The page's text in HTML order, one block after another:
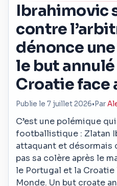
Ibrahimovic
contre
dénonce une
le but annulé
Croatie face
Publie le 7 juillet 2026• Par
C’est une polémique
footballistique : Zlatan
attaquant et désormais
pas sa colère après le
le Portugal et la Croatie
Monde. Un but croate